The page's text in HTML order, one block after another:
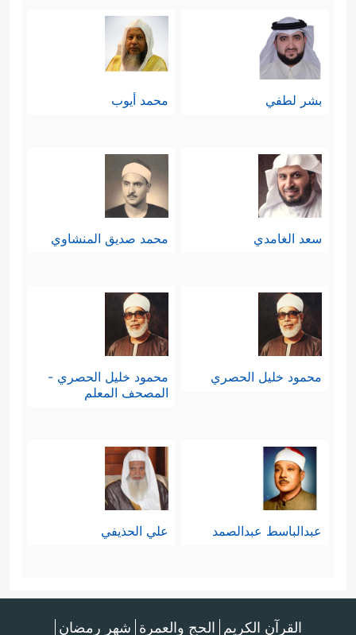
بشر لطفي محمد أيوب
سعد الغامدي محمد صديق المنشاوي
محمود خليل الحصري
محمود خليل الحصري -
المصحف المعلم
عبدالباسط عبدالصمد علي الحذيفي
القرآن الكريم الحج والعمرة شهر رمضان